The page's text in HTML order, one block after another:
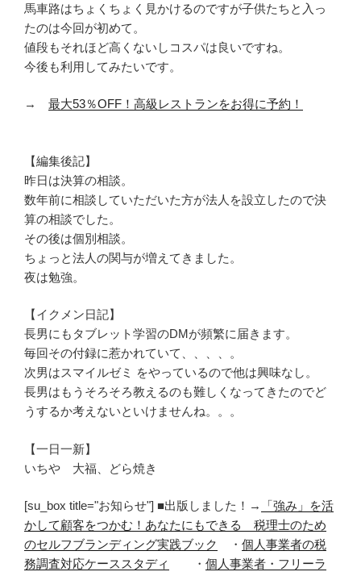
馬車路はちょくちょく見かけるのですが子供たちと入っ
たのは今回が初めて。
値段もそれほど高くないしコスパは良いですね。
今後も利用してみたいです。
→ 最大53％OFF！高級レストランをお得に予約！
【編集後記】
昨日は決算の相談。
数年前に相談していただいた方が法人を設立したので決
算の相談でした。
その後は個別相談。
ちょっと法人の関与が増えてきました。
夜は勉強。
【イクメン日記】
長男にもタブレット学習のDMが頻繁に届きます。
毎回その付録に惹かれていて、、、、。
次男はスマイルゼミ をやっているので他は興味なし。
長男はもうそろそろ教えるのも難しくなってきたのでど
うするか考えないといけませんね。。。
【一日一新】
いちや 大福、どら焼き
[su_box title="お知らせ"] ■出版しました！→
「強み」を活
かして顧客をつかむ！あなたにもできる 税理士のため
のセルフブランディング実践ブック
・ 個人事業者の税
務調査対応ケーススタディ
・ 個人事業者・フリーラ